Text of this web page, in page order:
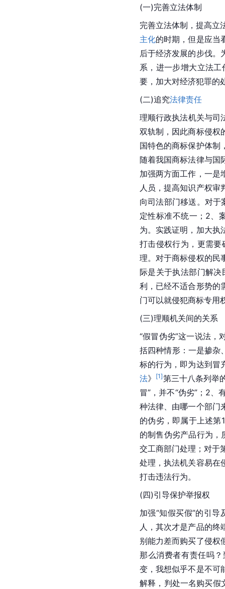
(一)完善立法体制
完善立法体制，提高立
主化的时期，但是应当
后于经济发展的步伐。
系，进一步增大立法
要，加大对经济犯罪的
(二)追究法律责任
理顺行政执法机关与司
双轨制，因此商标侵权
国特色的商标保护体制
随着我国商标法律与国
加强两方面工作，一是
人员，提高知识产权审
向司法部门移送。对于
定性标准不统一；2、
为。实践证明，加大执
打击侵权行为，更需
理。对于商标侵权的民
际是关于执法部门解
利，已经不适合形势的
门可以就侵犯商标专用
(三)理顺机关间的关系
“假冒伪劣”这一说法，
括四种情形：一是掺杂
标的行为，即为达到冒
法》 [1]第三十八条列举
冒”，并不“伪劣”；2
种法律、由哪一个部门
的伪劣，即属于上述
的制售伪劣产品行为，
交工商部门处理；对于
处理，执法机关容易在
打击违法行为。
(四)引导保护举报权
加强“知假买假”的引
人，其次才是产品的
别能力差而购买了侵权
那么消费者有责任吗
变，我想似乎不是不可
解释，判处一名购买假